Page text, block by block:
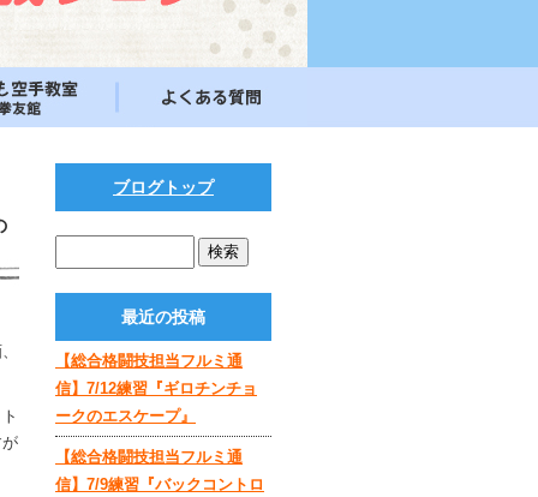
ブログトップ
最近の投稿
【総合格闘技担当フルミ通
信】7/12練習『ギロチンチョ
ークのエスケープ』
【総合格闘技担当フルミ通
信】7/9練習『バックコントロ